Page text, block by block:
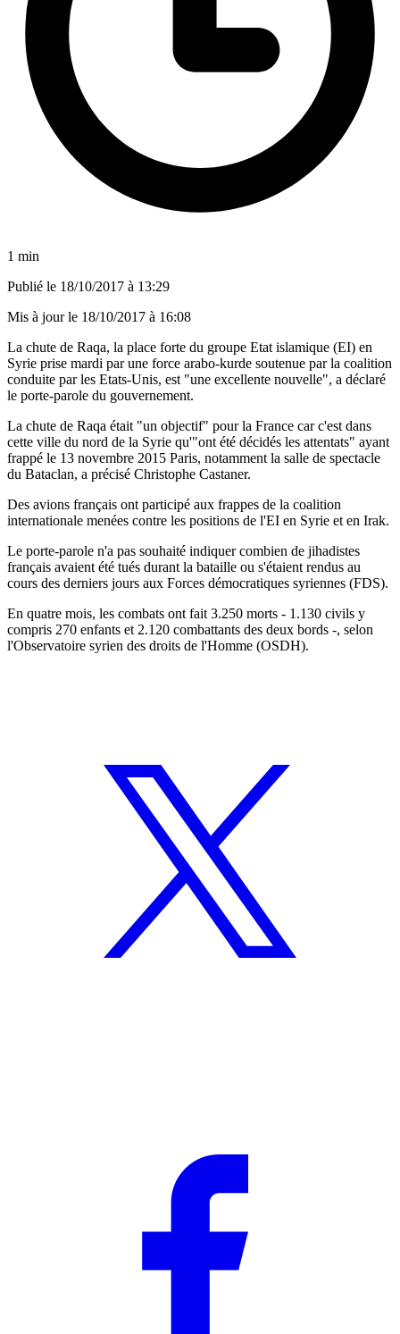
1 min
Publié le 18/10/2017 à 13:29
Mis à jour le 18/10/2017 à 16:08
La chute de Raqa, la place forte du groupe Etat islamique (EI) en
Syrie prise mardi par une force arabo-kurde soutenue par la coalition
conduite par les Etats-Unis, est "une excellente nouvelle", a déclaré
le porte-parole du gouvernement.
La chute de Raqa était "un objectif" pour la France car c'est dans
cette ville du nord de la Syrie qu'"ont été décidés les attentats" ayant
frappé le 13 novembre 2015 Paris, notamment la salle de spectacle
du Bataclan, a précisé Christophe Castaner.
Des avions français ont participé aux frappes de la coalition
internationale menées contre les positions de l'EI en Syrie et en Irak.
Le porte-parole n'a pas souhaité indiquer combien de jihadistes
français avaient été tués durant la bataille ou s'étaient rendus au
cours des derniers jours aux Forces démocratiques syriennes (FDS).
En quatre mois, les combats ont fait 3.250 morts - 1.130 civils y
compris 270 enfants et 2.120 combattants des deux bords -, selon
l'Observatoire syrien des droits de l'Homme (OSDH).